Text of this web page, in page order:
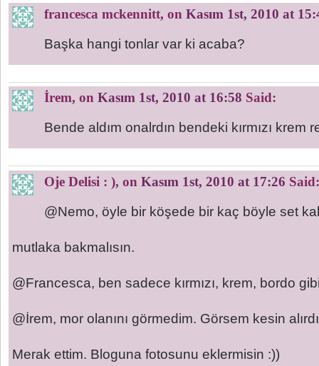
francesca mckennitt, on Kasım 1st, 2010 at
Başka hangi tonlar var ki acaba?
İrem, on Kasım 1st, 2010 at 16:58 Said:
Bende aldım onalrdın bendeki kırmızı krem
Oje Delisi : ), on Kasım 1st, 2010 at 17:26 Said:
@Nemo, öyle bir köşede bir kaç böyle set
mutlaka bakmalısın.
@Francesca, ben sadece kırmızı, krem, bordo
@İrem, mor olanını görmedim. Görsem kesin
Merak ettim. Bloguna fotosunu eklermisin :))